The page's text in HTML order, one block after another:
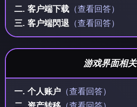
二. 客户端下载（查看回答）
三. 客户端閃退 （查看回答）
游戏界面相关
一. 个人账户（查看回答）